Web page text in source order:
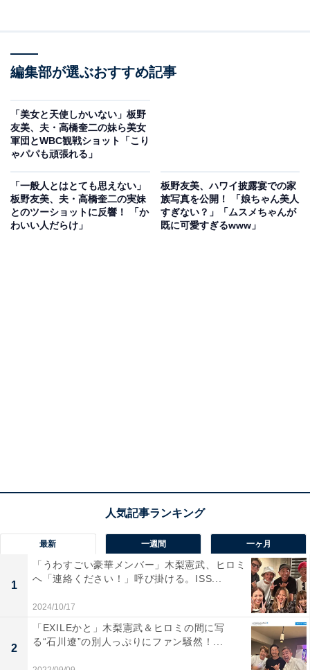
編集部が選ぶおすすめ記事
「美女と天使しかいない」板野
友美、夫・高橋奎二の妹ら美女
軍団とWBC観戦ショット「こり
ゃパパも頑張れる」
「一般人とはとても思えない」
板野友美、夫・高橋奎二の実妹
とのツーショットに反響！ 「か
わいい人だらけ」
板野友美、ハワイ披露宴での家
族写真を公開！ 「娘ちゃん美人
すぎない？」「ムスメちゃんが
既に可愛すぎるwww」
最新 一週間 一ヶ月
1
「うわすごい豪華メンバー」木梨憲武、ヒロミ
へ「連絡ください！」呼び掛ける。ISS...
2024/10/17
2
「EXILEかと」木梨憲武＆ヒロミの間に写
る“石川遼”の別人っぷりにファン騒然！...